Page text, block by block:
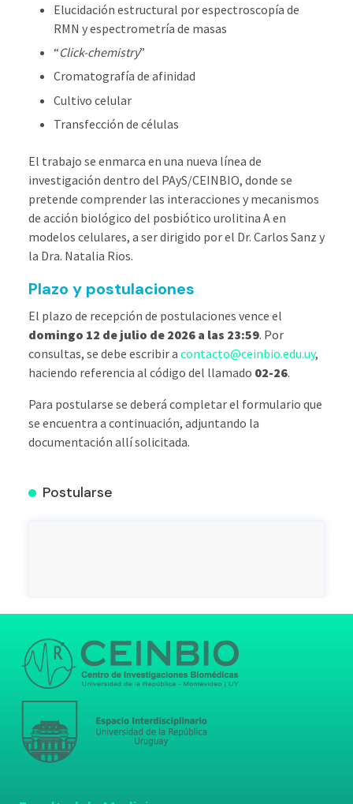
Elucidación estructural por espectroscopía de
RMN y espectrometría de masas
“Click-chemistry”
Cromatografía de afinidad
Cultivo celular
Transfección de células
El trabajo se enmarca en una nueva línea de
investigación dentro del PAyS/CEINBIO, donde se
pretende comprender las interacciones y mecanismos
de acción biológico del posbiótico urolitina A en
modelos celulares, a ser dirigido por el Dr. Carlos Sanz y
la Dra. Natalia Rios.
Plazo y postulaciones
El plazo de recepción de postulaciones vence el
domingo 12 de julio de 2026 a las 23:59. Por
consultas, se debe escribir a contacto@ceinbio.edu.uy,
haciendo referencia al código del llamado 02-26.
Para postularse se deberá completar el formulario que
se encuentra a continuación, adjuntando la
documentación allí solicitada.
Postularse